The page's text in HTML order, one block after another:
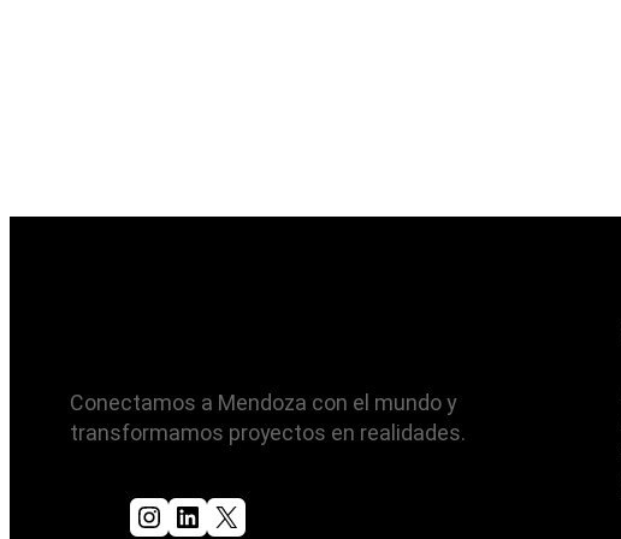
Conectamos a Mendoza con el mundo y
transformamos proyectos en realidades.
Instagram LinkedIn X